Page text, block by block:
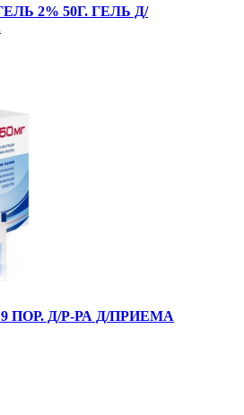
2% 50Г. ГЕЛЬ Д/
ПОР. Д/Р-РА Д/ПРИЕМА